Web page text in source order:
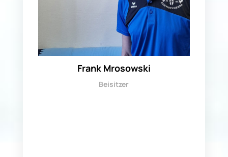
Frank Mrosowski
Beisitzer